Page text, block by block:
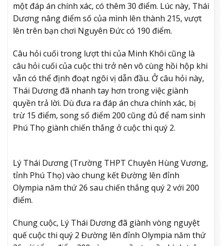
một đáp án chính xác, có thêm 30 điểm. Lúc này, Thái
Dương nâng điểm số của mình lên thành 215, vượt
lên trên bạn chơi Nguyên Đức có 190 điểm.
Câu hỏi cuối trong lượt thi của Minh Khôi cũng là
câu hỏi cuối của cuộc thi trở nên vô cùng hồi hộp khi
vẫn có thể định đoạt ngôi vị dẫn đầu. Ở câu hỏi này,
Thái Dương đã nhanh tay hơn trong việc giành
quyền trả lời. Dù đưa ra đáp án chưa chính xác, bị
trừ 15 điểm, song số điểm 200 cũng đủ để nam sinh
Phú Thọ giành chiến thắng ở cuộc thi quý 2.
Lý Thái Dương (Trường THPT Chuyên Hùng Vương,
tỉnh Phú Thọ) vào chung kết Đường lên đỉnh
Olympia năm thứ 26 sau chiến thắng quý 2 với 200
điểm.
Chung cuộc, Lý Thái Dương đã giành vòng nguyệt
quế cuộc thi quý 2 Đường lên đỉnh Olympia năm thứ